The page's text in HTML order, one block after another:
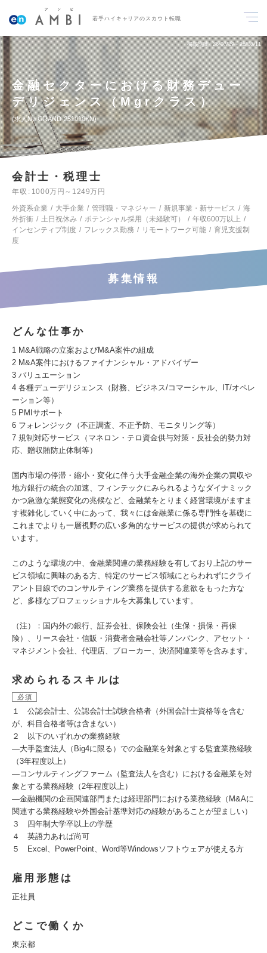
若手ハイキャリアのスカウト転職
掲載期間 26/07/29～26/08/11
金融セクターにおける財務デュー
デリジェンス（Mgrクラス）
求人No.GRAND-251010KN
会計士・税理士
年収
1000万円～1249万円
外資系企業
大手企業 管理職・マネジャー 新規事業・新サービス
海
外折衝
土日祝休み ポテンシャル採用（未経験可）
年収600万以上
インセンティブ制度
フレックス勤務 リモートワーク可能
育児支援制
度
募集情報
どんな仕事か
1 M&A戦略の立案およびM&A案件の組成
2 M&A案件におけるファイナンシャル・アドバイザー
3 バリュエーション
4 各種デューデリジェンス（財務、ビジネス/コマーシャル、IT/オペレ
ーション等）
5 PMIサポート
6 フォレンジック（不正調査、不正予防、モニタリング等）
7 規制対応サービス（マネロン・テロ資金供与対策・反社会的勢力対
応、贈収賄防止体制等）
国内市場の停滞・縮小・変化に伴う大手金融企業の海外企業の買収や
地方銀行の統合の加速、フィンテックにみられるようなダイナミック
かつ急激な業態変化の兆候など、金融業をとりまく経営環境がますま
す複雑化していく中にあって、我々には金融業に係る専門性を基礎に
これまでよりも一層視野の広い多角的なサービスの提供が求められて
います。
このような環境の中、金融業関連の業務経験を有しており上記のサー
ビス領域に興味のある方、特定のサービス領域にとらわれずにクライ
アント目線でのコンサルティング業務を提供する意欲をもった方な
ど、多様なプロフェッショナルを大募集しています。
（注）：国内外の銀行、証券会社、保険会社（生保・損保・再保
険）、リース会社・信販・消費者金融会社等ノンバンク、アセット・
マネジメント会社、代理店、ブローカー、決済関連業等を含みます。
求められるスキルは
必須
１ 公認会計士、公認会計士試験合格者（外国会計士資格等を含む
が、科目合格者等は含まない）
２ 以下のいずれかの業務経験
—大手監査法人（Big4に限る）での金融業を対象とする監査業務経験
（3年程度以上）
—コンサルティングファーム（監査法人を含む）における金融業を対
象とする業務経験（2年程度以上）
—金融機関の企画関連部門または経理部門における業務経験（M&Aに
関連する業務経験や外国会計基準対応の経験があることが望ましい）
３ 四年制大学卒以上の学歴
４ 英語力あれば尚可
５ Excel、PowerPoint、Word等Windowsソフトウェアが使える方
雇用形態は
正社員
どこで働くか
東京都